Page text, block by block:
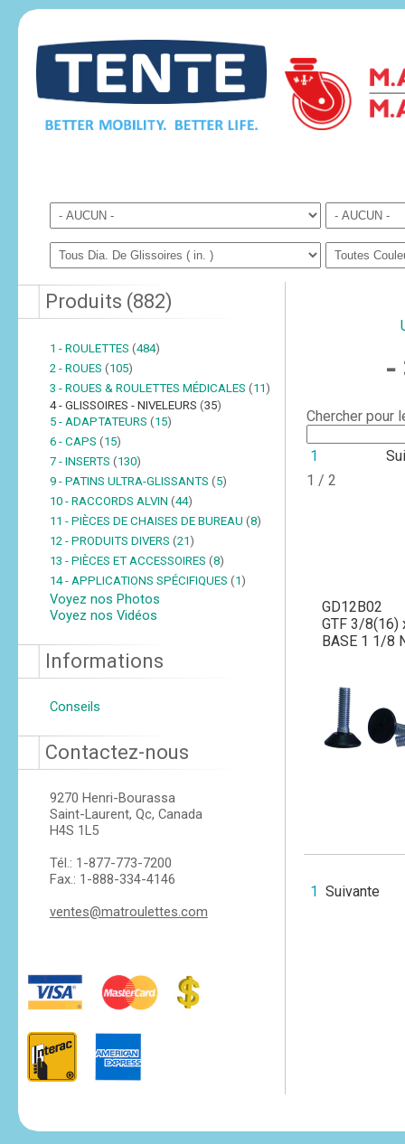
Produits (882)
1 - ROULETTES (484)
2 - ROUES (105)
3 - ROUES & ROULETTES MÉDICALES (11)
4 - GLISSOIRES - NIVELEURS (35)
5 - ADAPTATEURS (15)
6 - CAPS (15)
7 - INSERTS (130)
9 - PATINS ULTRA-GLISSANTS (5)
10 - RACCORDS ALVIN (44)
11 - PIÈCES DE CHAISES DE BUREAU (8)
12 - PRODUITS DIVERS (21)
13 - PIÈCES ET ACCESSOIRES (8)
14 - APPLICATIONS SPÉCIFIQUES (1)
Voyez nos Photos
Voyez nos Vidéos
Informations
Conseils
Contactez-nous
9270 Henri-Bourassa
Saint-Laurent, Qc, Canada
H4S 1L5
Tél.: 1-877-773-7200
Fax.: 1-888-334-4146
ventes@matroulettes.com
-
Chercher pour
1
1 / 2
GD12B02
GTF 3/8(16)
BASE 1 1/8
1 Suivante